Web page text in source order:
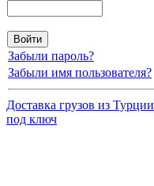
Забыли пароль?
Забыли имя пользователя?
Доставка грузов из Турции
под ключ